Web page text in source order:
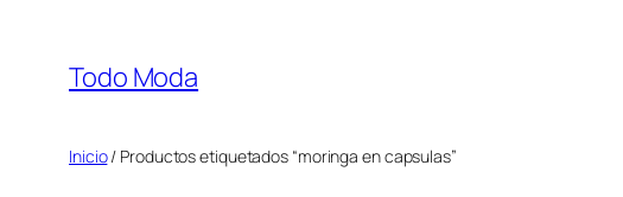
contenido
Todo Moda
Inicio/ Productos etiquetados “moringa en capsulas”